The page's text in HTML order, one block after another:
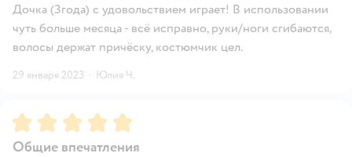
Дочка (3года) с удовольствием играет! В использовании
чуть больше месяца - всё исправно, руки/ноги сгибаются,
волосы держат причёску, костюмчик цел.
29 января 2023 · Юлия Ч.
Рейтинг:5
Общие впечатления